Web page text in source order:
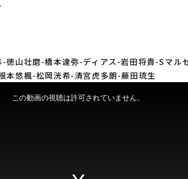
山壮磨-橋本達弥-ディアス-岩田将貴-Sマル
悠楓-松岡洸希-清宮虎多朗-藤田琉生